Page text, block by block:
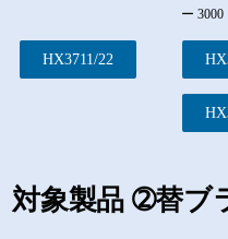
HX3711/22
ー 3000
対象製品 ➁替ブ